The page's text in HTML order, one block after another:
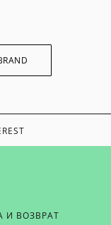
И ВОЗВРАТ
НАШИХ НОВОСТЕЙ,
НАМ СВОЙ EMAIL